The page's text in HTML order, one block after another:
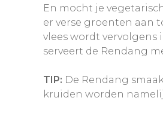
En mocht je
er verse groenten aan
vlees wordt vervolgens
serveert de Rendang
TIP: De Rendang
kruiden worden